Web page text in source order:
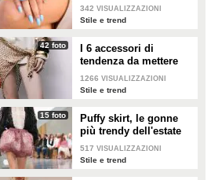
342 VISUALIZZAZIONI
Stile e trend
42 foto
I 6 accessori di
tendenza da mettere
nella valigia dell'estate
2026
1266 VISUALIZZAZIONI
Stile e trend
15 foto
Puffy skirt, le gonne
più trendy dell'estate
2026 sono quelle a
palloncino
517 VISUALIZZAZIONI
Stile e trend